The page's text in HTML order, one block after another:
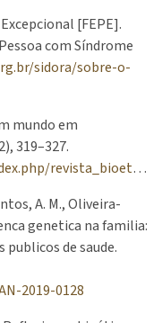
[FEPE].
com Síndrome
sidora/sobre-o-
mundo em
319–327.
article/view/630/657
A. M., Oliveira-
genetica na familia:
de saude.
2019-0128